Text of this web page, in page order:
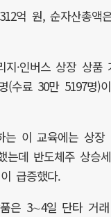
억 원, 순자산총액
지·인버스 상장 상품
(수료 30만 5197명)이
는 이 교육에는 상장
는데 반도체주 상승세
급증했다.
은 3∼4일 단타 거래